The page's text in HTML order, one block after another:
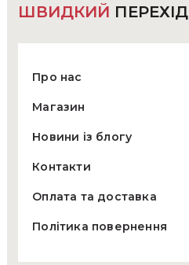
ШВИДКИЙ ПЕРЕХІД
Про нас
Магазин
Новини із блогу
Контакти
Оплата та доставка
Політика повернення